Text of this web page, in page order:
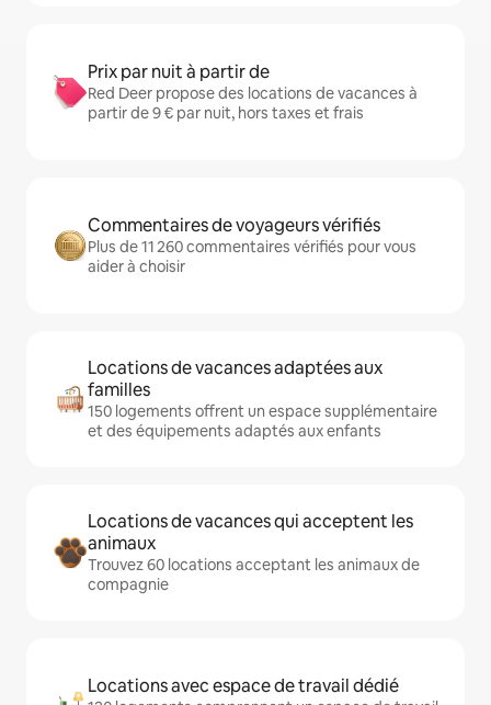
Prix par nuit à partir de
Red Deer propose des locations de vacances à
partir de 9 € par nuit, hors taxes et frais
Commentaires de voyageurs vérifiés
Plus de 11 260 commentaires vérifiés pour vous
aider à choisir
Locations de vacances adaptées aux
familles
150 logements offrent un espace supplémentaire
et des équipements adaptés aux enfants
Locations de vacances qui acceptent les
animaux
Trouvez 60 locations acceptant les animaux de
compagnie
Locations avec espace de travail dédié